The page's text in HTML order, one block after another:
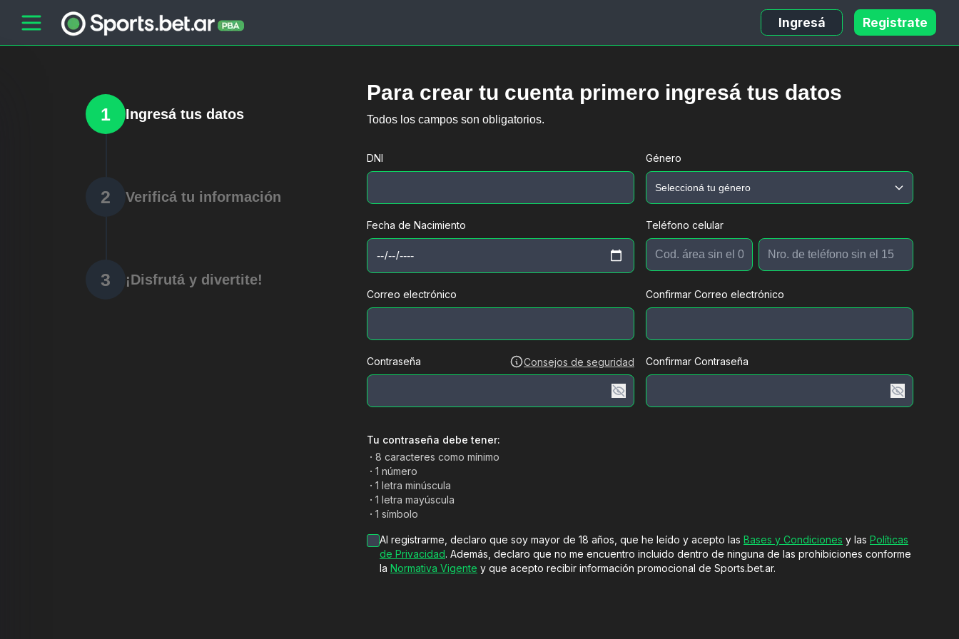
Ingresá Registrate
1 Ingresá tus datos
2 Verificá tu información
3 ¡Disfrutá y divertite!
Para crear tu cuenta primero ingresá tus datos
Todos los campos son obligatorios.
DNI Género
Fecha de Nacimiento Teléfono celular
Correo electrónico Confirmar Correo electrónico
Contraseña Consejos de seguridad Confirmar Contraseña
Tu contraseña debe tener:
· 8 caracteres como mínimo
· 1 número
· 1 letra minúscula
· 1 letra mayúscula
· 1 símbolo
Al registrarme, declaro que soy mayor de 18 años, que he leído y acepto las Bases y Condiciones y las Políticas
de Privacidad. Además, declaro que no me encuentro incluido dentro de ninguna de las prohibiciones conforme
la Normativa Vigente y que acepto recibir información promocional de Sports.bet.ar.